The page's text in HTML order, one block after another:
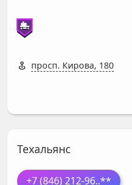
просп. Кирова, 180
Техальянс
+7 (846) 212-96..**